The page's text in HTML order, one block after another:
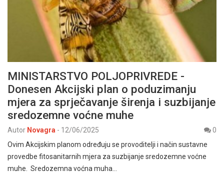
MINISTARSTVO POLJOPRIVREDE -
Donesen Akcijski plan o poduzimanju
mjera za sprječavanje širenja i suzbijanje
sredozemne voćne muhe
Autor Novagra - 12/06/2025
0
Ovim Akcijskim planom određuju se provoditelji i način sustavne
provedbe fitosanitarnih mjera za suzbijanje sredozemne voćne
muhe. Sredozemna voćna muha…